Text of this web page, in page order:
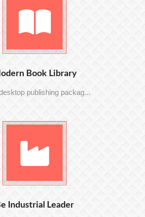
Book Library
publishing packag...
Industrial Leader